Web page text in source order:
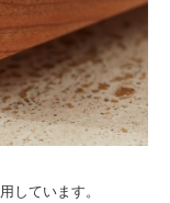
しています。